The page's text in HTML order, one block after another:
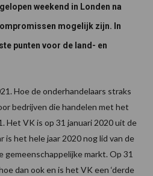
weekend in Londen na
mogelijk zijn. In
punten voor de land- en
Hoe de onderhandelaars straks
bedrijven die handelen met het
Het VK is op 31 januari 2020 uit de
is het hele jaar 2020 nog lid van de
gemeenschappelijke markt. Op 31
dan ook en is het VK een ‘derde